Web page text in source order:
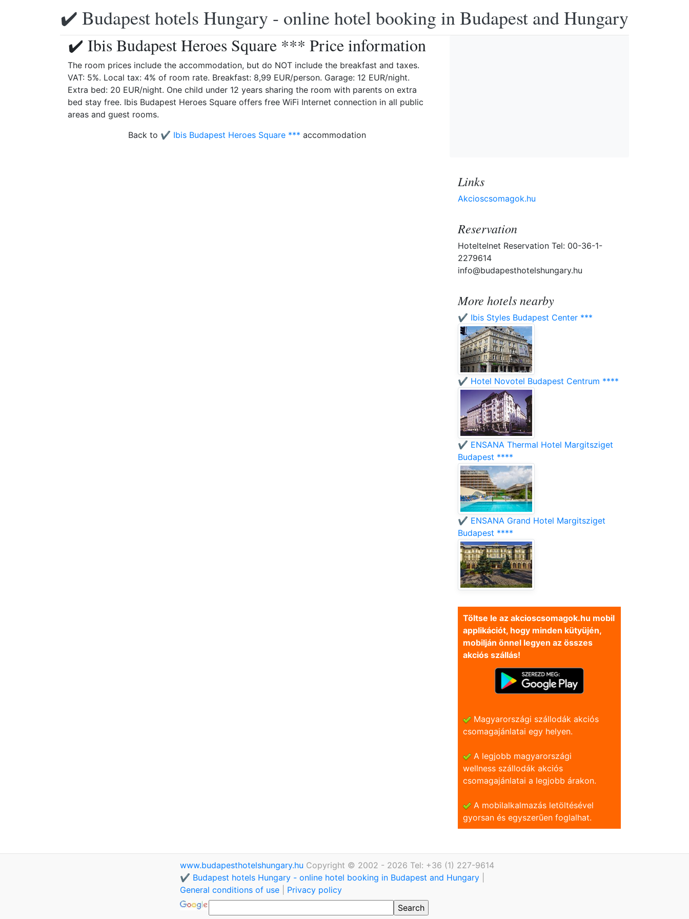
✔️ Budapest hotels Hungary - online hotel booking in Budapest and Hungary
✔️ Ibis Budapest Heroes Square *** Price information
The room prices include the accommodation, but do NOT include the breakfast and taxes.
VAT: 5%. Local tax: 4% of room rate. Breakfast: 8,99 EUR/person. Garage: 12 EUR/night.
Extra bed: 20 EUR/night. One child under 12 years sharing the room with parents on extra
bed stay free. Ibis Budapest Heroes Square offers free WiFi Internet connection in all public
areas and guest rooms.
Back to ✔️ Ibis Budapest Heroes Square *** accommodation
Links
Akcioscsomagok.hu
Reservation
Hoteltelnet Reservation Tel: 00-36-1-
2279614
info@budapesthotelshungary.hu
More hotels nearby
✔️ Ibis Styles Budapest Center ***
✔️ Hotel Novotel Budapest Centrum ****
✔️ ENSANA Thermal Hotel Margitsziget
Budapest ****
✔️ ENSANA Grand Hotel Margitsziget
Budapest ****
Töltse le az akcioscsomagok.hu mobil
applikációt, hogy minden kütyüjén,
mobilján önnel legyen az összes
akciós szállás!
Magyarországi szállodák akciós
csomagajánlatai egy helyen.
A legjobb magyarországi
wellness szállodák akciós
csomagajánlatai a legjobb árakon.
A mobilalkalmazás letöltésével
gyorsan és egyszerũen foglalhat.
www.budapesthotelshungary.hu Copyright © 2002 - 2026 Tel: +36 (1) 227-9614
✔️ Budapest hotels Hungary - online hotel booking in Budapest and Hungary
General conditions of use
Privacy policy